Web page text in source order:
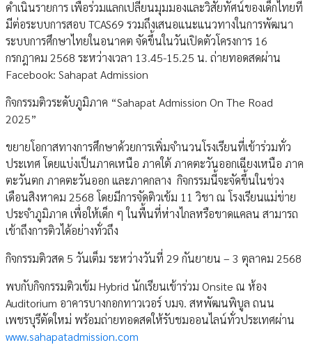
ดำเนินรายการ เพื่อร่วมแลกเปลี่ยนมุมมองและวิสัยทัศน์ของเด็กไทยที่
มีต่อระบบการสอบ TCAS69 รวมถึงเสนอแนะแนวทางในการพัฒนา
ระบบการศึกษาไทยในอนาคต จัดขึ้นในวันเปิดตัวโครงการ 16
กรกฎาคม 2568 ระหว่างเวลา 13.45-15.25 น. ถ่ายทอดสดผ่าน
Facebook: Sahapat Admission
กิจกรรมติวระดับภูมิภาค “Sahapat Admission On The Road
2025”
ขยายโอกาสทางการศึกษาด้วยการเพิ่มจำนวนโรงเรียนที่เข้าร่วมทั่ว
ประเทศ โดยแบ่งเป็นภาคเหนือ ภาคใต้ ภาคตะวันออกเฉียงเหนือ ภาค
ตะวันตก ภาคตะวันออก และภาคกลาง กิจกรรมนี้จะจัดขึ้นในช่วง
เดือนสิงหาคม 2568 โดยมีการจัดติวเข้ม 11 วิชา ณ โรงเรียนแม่ข่าย
ประจำภูมิภาค เพื่อให้เด็ก ๆ ในพื้นที่ห่างไกลหรือขาดแคลน สามารถ
เข้าถึงการติวได้อย่างทั่วถึง
กิจกรรมติวสด 5 วันเต็ม ระหว่างวันที่ 29 กันยายน – 3 ตุลาคม 2568
พบกับกิจกรรมติวเข้ม Hybrid นักเรียนเข้าร่วม Onsite ณ ห้อง
Auditorium อาคารบางกอกทาวเวอร์ บมจ. สหพัฒนพิบูล ถนน
เพชรบุรีตัดใหม่ พร้อมถ่ายทอดสดให้รับชมออนไลน์ทั่วประเทศผ่าน
www.sahapatadmission.com